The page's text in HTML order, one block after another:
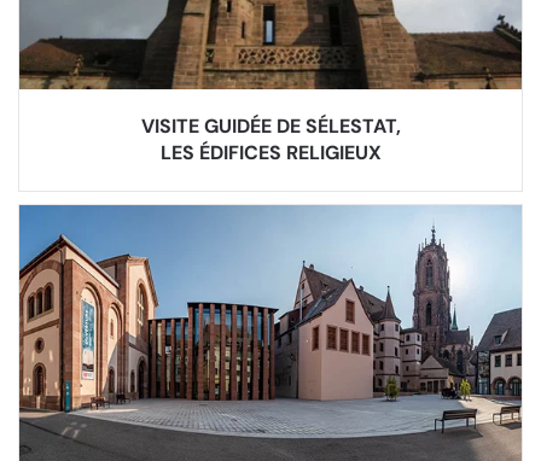
VISITE GUIDÉE DE SÉLESTAT,
LES ÉDIFICES RELIGIEUX